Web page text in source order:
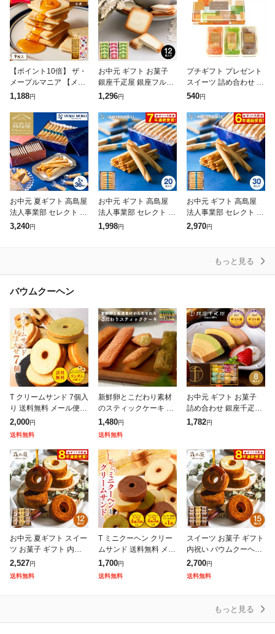
マシュマロ
マロングラッセ
ムース・ババロア
ラスク
ブラウニー
マドレーヌ
マフィン
レーズンサンド
【ポイント10倍】 ザ・
メープルマニア 【メー
プルバタークッキー9枚
菓子 ギフト スイーツ
詰め合わせ
1,188円
お中元 ギフト お菓子
銀座千疋屋 銀座フルー
ツラング 包装済 ラング
ト スイーツ お返し
1,296円
プチギフト プレゼント
スイーツ 詰め合わせ 個
包装 東京風月堂 ダナブ
子 洋菓子 手土産 挨拶
焼き菓子
540円
お中元 夏ギフト 高島屋
法人事業部 セレクト タ
カシマヤ ヨックモック
3,240円
お中元 ギフト 高島屋
法人事業部 セレクト ヨ
ックモック シガール 20
1,998円
お中元 ギフト 高島屋
法人事業部 セレクト ヨ
ックモック シガール 30
2,970円
もっと見る
バウムクーヘン
T クリームサンド 7個入
り 送料無料 メール便
バームクーヘン バウム
クーヘン おやつ かわい
い スイーツ お菓子 お
取り寄せ
2,000円
送料無料
新鮮卵とこだわり素材
のスティックケーキ 送
料無料 ケーキ 焼き菓子
洋菓子 スイーツ ギフト
プレゼント 大容量
1,480円
送料無料
お中元 ギフト お菓子
詰め合わせ 銀座千疋屋
銀座フルーツクーヘン
ゼ
1,782円
お中元 夏ギフト スイー
ツ お菓子 ギフト 内祝
い バウムクーヘン 個包
装 森の庭 焦がしキャラ
メルがしみ込んだバー
2,527円
送料無料
T ミニクーヘン クリー
ムサンド 送料無料 メー
ル便 バームクーヘン バ
ウムクーヘン おやつ か
わいい スイーツ お菓子
1,700円
送料無料
スイーツ お菓子 ギフト
内祝い バウムクーヘン
個包装 森の庭 焦がしキ
ャラメルがしみ込んだ
バーム詰合せ 15個入 M
2,700円
送料無料
もっと見る